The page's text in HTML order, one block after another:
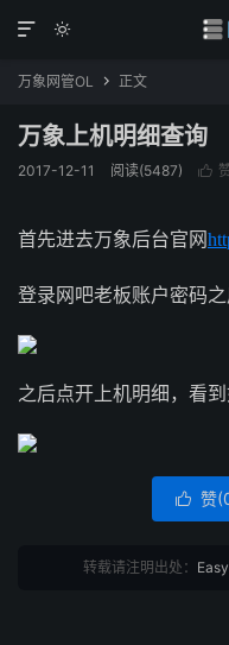


万象网管OL  正文
万象上机明细查询
2017-12-11 阅读(5487) 
首先进去万象后台官网
登录网吧老板账户密码
之后点开上机明细，看到
 赞(
转载请注明出处：